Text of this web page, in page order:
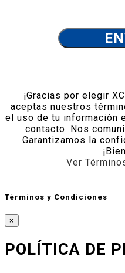
¡Gracias por elegir
aceptas nuestros
el uso de tu información
contacto. Nos
Garantizamos la
Ver
Términos y Condiciones
×
POLÍTICA DE